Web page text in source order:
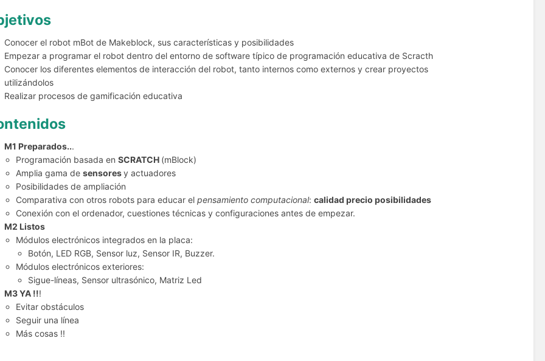
Conocer el robot mBot de Makeblock, sus características y posibilidades
Empezar a programar el robot dentro del entorno de software típico de programación educativa de Scracth
Conocer los diferentes elementos de interacción del robot, tanto internos como externos y crear proyectos
utilizándolos
Realizar procesos de gamificación educativa
M1 Preparados...
Programación basada enSCRATCH (mBlock)
Amplia gama desensoresy actuadores
Posibilidades de ampliación
Comparativa con otros robots para educar elpensamiento computacional:calidad precio posibilidades
Conexión con el ordenador, cuestiones técnicas y configuraciones antes de empezar.
M2 Listos
Módulos electrónicos integrados en la placa:
Botón, LED RGB, Sensor luz, Sensor IR, Buzzer.
Módulos electrónicos exteriores:
Sigue-líneas, Sensor ultrasónico, Matriz Led
M3 YA !!!
Evitar obstáculos
Seguir una línea
Más cosas !!